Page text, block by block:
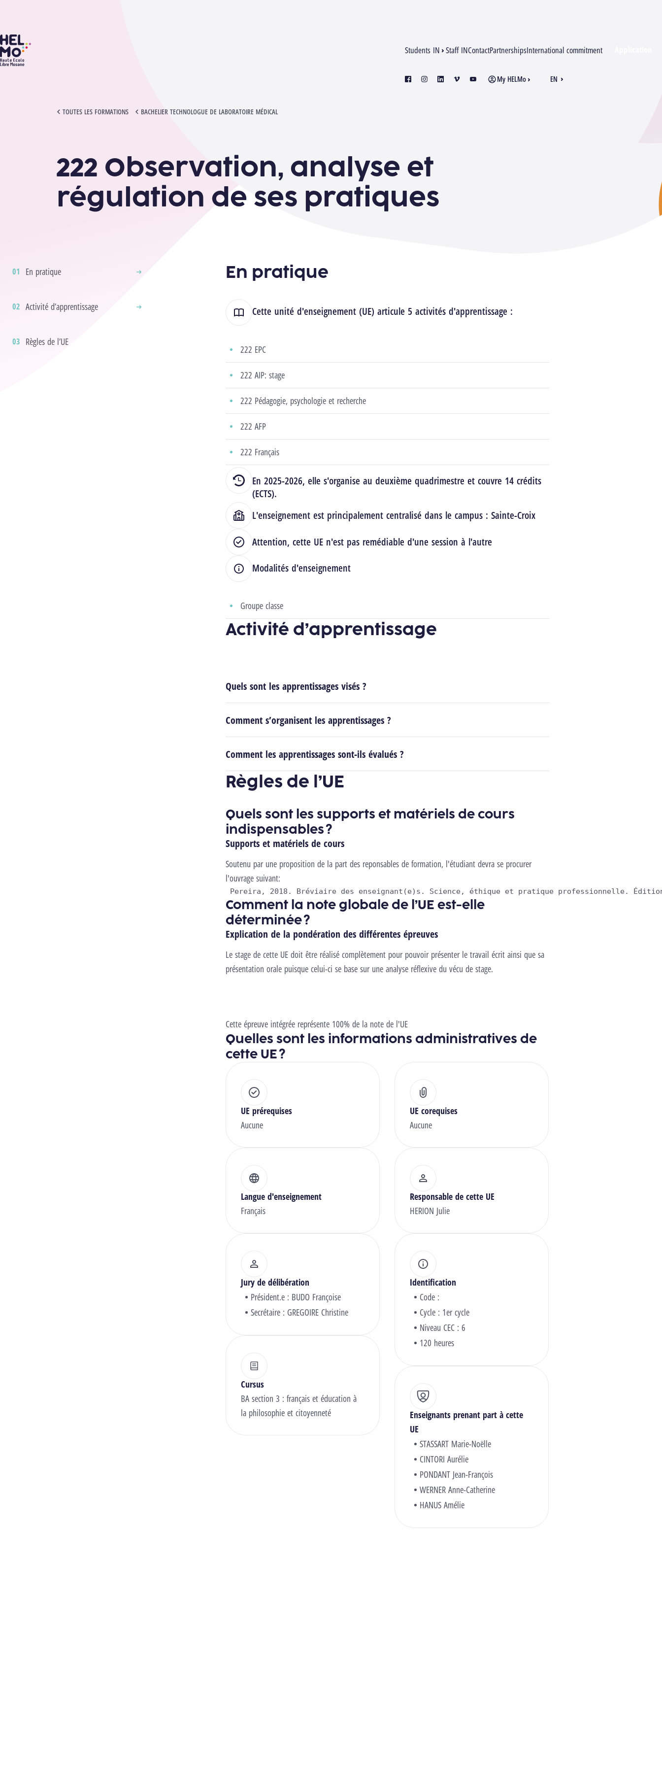
HELMo
Students IN Staff INContactPartnershipsInternational commitment
My HELMo
facebookinstagramlinkedinvimeo youtube
EN
TOUTES LES FORMATIONS BACHELIER TECHNOLOGUE DE LABORATOIRE MÉDICAL
222 OBSERVATION, ANALYSE ET RÉGULATION DE SES PRATIQUES
222 Observation, analyse et
régulation de ses pratiques
En pratique
Activité d’apprentissage
Règles de l’UE
En pratique
Cette unité d'enseignement (UE) articule 5 activités d'apprentissage :
222 EPC
222 AIP: stage
222 Pédagogie, psychologie et recherche
222 AFP
222 Français
En 2025-2026, elle s'organise au deuxième quadrimestre et couvre 14 crédits
(ECTS).
L'enseignement est principalement centralisé dans le campus :Sainte-Croix
Attention, cette UE n'est pas remédiable d'une session à l'autre
Modalités d'enseignement
Groupe classe
Activité d’apprentissage
Quels sont les apprentissages visés ?
Comment s’organisent les apprentissages ?
Comment les apprentissages sont-ils évalués ?
Règles de l’UE
Quels sont les supports et matériels de cours
indispensables ?
Supports et matériels de cours
Soutenu par une proposition de la part des reponsables de formation, l'étudiant devra se procurer
l'ouvrage suivant:
Pereira, 2018. Bréviaire des enseignant(e)s. Science, éthique et pratique professionnelle.
Comment la note globale de l’UE est-elle
déterminée ?
Explication de la pondération des différentes épreuves
Le stage de cette UE doit être réalisé complètement pour pouvoir présenter le travail écrit ainsi que sa
présentation orale puisque celui-ci se base sur une analyse réflexive du vécu de stage.
Cette épreuve intégrée représente 100% de la note de l'UE
Quelles sont les informations administratives de
cette UE ?
UE prérequises
Aucune
UE corequises
Aucune
Langue d'enseignement
Français
Responsable de cette UE
HERION Julie
Jury de délibération
Président.e : BUDO Françoise
Secrétaire : GREGOIRE Christine
Identification
Code :
Cycle : 1er cycle
Niveau CEC : 6
120 heures
Cursus
BA section 3 : français et éducation à
la philosophie et citoyenneté
Enseignants prenant part à cette
UE
STASSART Marie-Noëlle
CINTORI Aurélie
PONDANT Jean-François
WERNER Anne-Catherine
HANUS Amélie